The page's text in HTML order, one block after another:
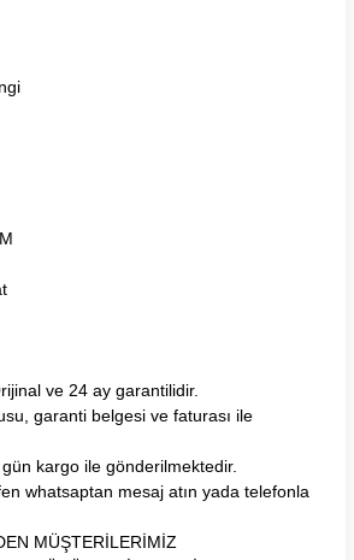
ve 24 ay garantilidir.
garanti belgesi ve faturası ile
kargo ile gönderilmektedir.
whatsaptan mesaj atın yada telefonla
MÜŞTERİLERİMİZ